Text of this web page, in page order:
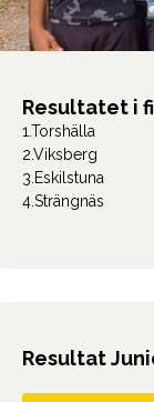
Resultatet i
1.Torshälla
2.Viksberg
3.Eskilstuna
4.Strängnäs
Resultat